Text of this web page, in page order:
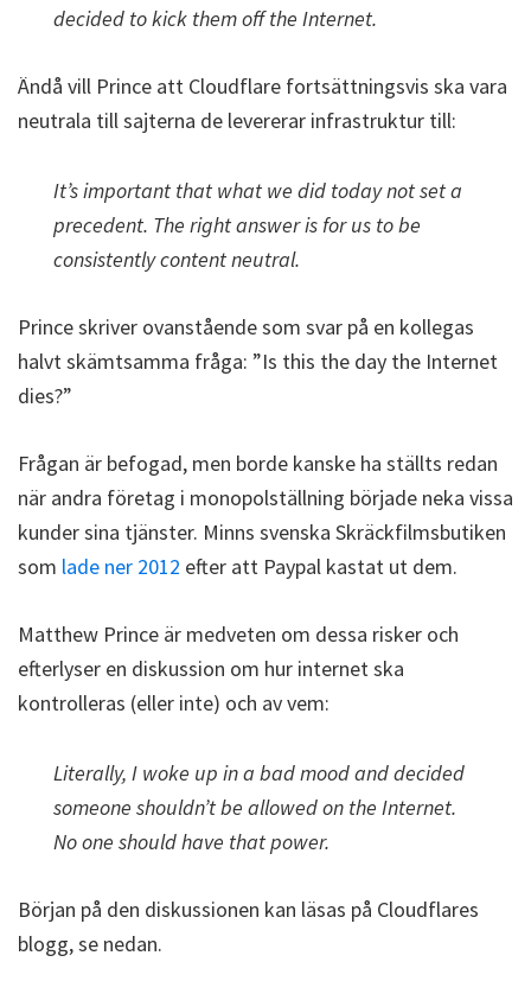
decided to kick them off the Internet.
Ändå vill Prince att Cloudflare fortsättningsvis ska vara
neutrala till sajterna de levererar infrastruktur till:
It’s important that what we did today not set a
precedent. The right answer is for us to be
consistently content neutral.
Prince skriver ovanstående som svar på en kollegas
halvt skämtsamma fråga: ”Is this the day the Internet
dies?”
Frågan är befogad, men borde kanske ha ställts redan
när andra företag i monopolställning började neka vissa
kunder sina tjänster. Minns svenska Skräckfilmsbutiken
som lade ner 2012 efter att Paypal kastat ut dem.
Matthew Prince är medveten om dessa risker och
efterlyser en diskussion om hur internet ska
kontrolleras (eller inte) och av vem:
Literally, I woke up in a bad mood and decided
someone shouldn’t be allowed on the Internet.
No one should have that power.
Början på den diskussionen kan läsas på Cloudflares
blogg, se nedan.